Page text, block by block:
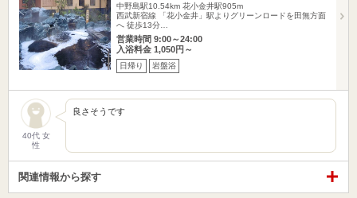
中野島駅10.54km 花小金井駅905m
西武新宿線 「花小金井」駅よりグリーンロードを田無方面
へ 徒歩13分…
営業時間 9:00～24:00
入浴料金 1,050円～
日帰り 岩盤浴
40代 女
性
良さそうです
関連情報から探す